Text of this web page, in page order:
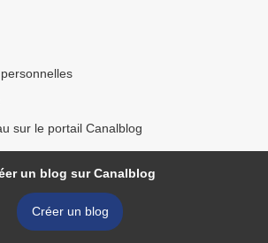
sur le portail Canalblog
un blog sur Canalblog
Créer un blog